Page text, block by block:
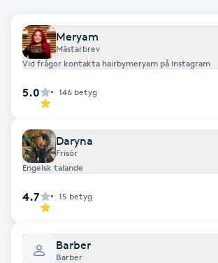
Face framing
Faceliftmassage
Fet hårbotten
Fettreducering
Fibromassage
Fillers
Meryam
Mästarbrev
Vid frågor kontakta hairbymeryam på Instagram
5.0 146 betyg
Daryna
Frisör
Engelsk talande
4.7 15 betyg
Barber
Barber